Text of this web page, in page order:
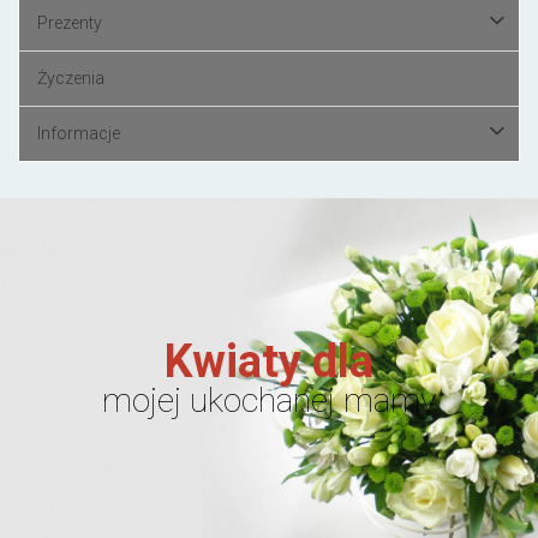
Prezenty
Życzenia
Informacje
Kwiaty dla
mojej ukochanej mamy